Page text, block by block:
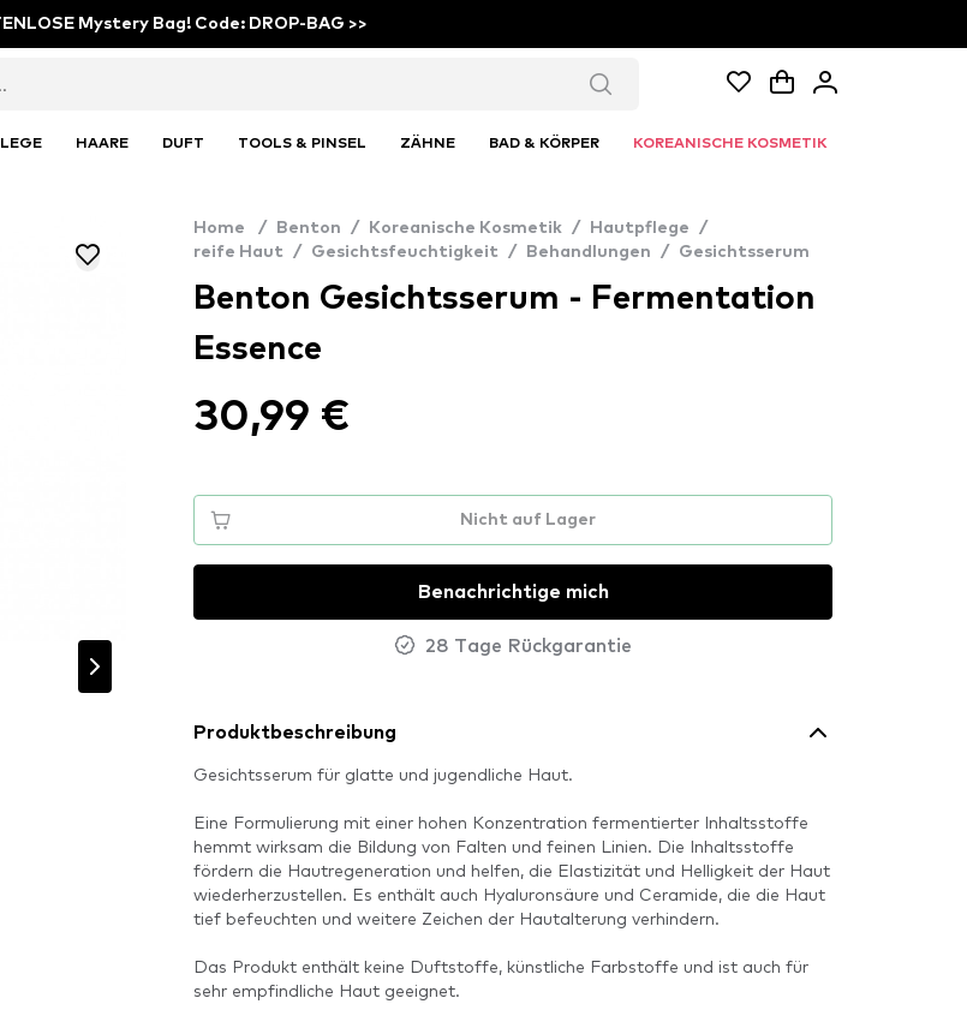
Mystery Bag! Code: DROP-BAG >>
HAARE DUFT TOOLS & PINSEL ZÄHNE BAD & KÖRPER KOREANISCHE KOSMETIK
Home / Benton / Koreanische Kosmetik / Hautpflege
/
reife Haut
/ Gesichtsfeuchtigkeit / Behandlungen / Gesichtsserum
Benton Gesichtsserum - Fermentation
Essence
30,99 €
Nicht auf Lager
Benachrichtige mich
28 Tage Rückgarantie
Produktbeschreibung
Gesichtsserum für glatte und jugendliche Haut.
Eine Formulierung mit einer hohen Konzentration fermentierter Inhaltsstoffe
hemmt wirksam die Bildung von Falten und feinen Linien. Die Inhaltsstoffe
fördern die Hautregeneration und helfen, die Elastizität und Helligkeit der Haut
wiederherzustellen. Es enthält auch Hyaluronsäure und Ceramide, die die Haut
tief befeuchten und weitere Zeichen der Hautalterung verhindern.
Das Produkt enthält keine Duftstoffe, künstliche Farbstoffe und ist auch für
sehr empfindliche Haut geeignet.